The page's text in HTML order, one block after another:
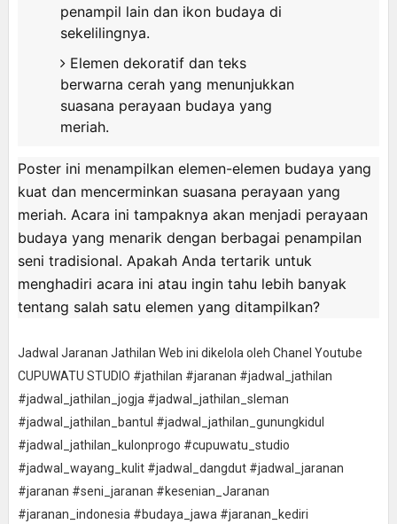
penampil lain dan ikon budaya di
sekelilingnya.
Elemen dekoratif dan teks
berwarna cerah yang menunjukkan
suasana perayaan budaya yang
meriah.
Poster ini menampilkan elemen-elemen budaya yang
kuat dan mencerminkan suasana perayaan yang
meriah. Acara ini tampaknya akan menjadi perayaan
budaya yang menarik dengan berbagai penampilan
seni tradisional. Apakah Anda tertarik untuk
menghadiri acara ini atau ingin tahu lebih banyak
tentang salah satu elemen yang ditampilkan?
Jadwal Jaranan Jathilan Web ini dikelola oleh Chanel Youtube
CUPUWATU STUDIO #jathilan #jaranan #jadwal_jathilan
#jadwal_jathilan_jogja #jadwal_jathilan_sleman
#jadwal_jathilan_bantul #jadwal_jathilan_gunungkidul
#jadwal_jathilan_kulonprogo #cupuwatu_studio
#jadwal_wayang_kulit #jadwal_dangdut #jadwal_jaranan
#jaranan #seni_jaranan #kesenian_Jaranan
#jaranan_indonesia #budaya_jawa #jaranan_kediri